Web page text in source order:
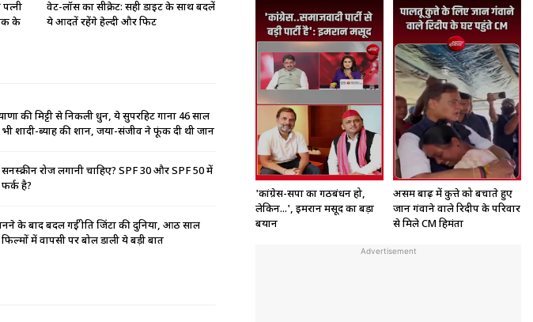
के
वेट-लॉस का सीक्रेट: सही डाइट के साथ बदलें
ये आदतें रहेंगे हेल्दी और फिट
की मिट्टी से निकली धुन, ये सुपरहिट गाना 46 साल
भी शादी-ब्याह की शान, जया-संजीव ने फूंक दी थी जान
सनस्क्रीन रोज लगानी चाहिए? SPF 30 और SPF 50 में
है?
के बाद बदल गई प्रीति जिंटा की दुनिया, आठ साल
फिल्मों में वापसी पर बोल डाली ये बड़ी बात
'कांग्रेस-सपा का गठबंधन हो,
लेकिन...', इमरान मसूद का बड़ा
बयान
असम बाढ़ में कुत्ते को बचाते हुए
जान गंवाने वाले रिदीप के परिवार
से मिले CM हिमंता
Advertisement